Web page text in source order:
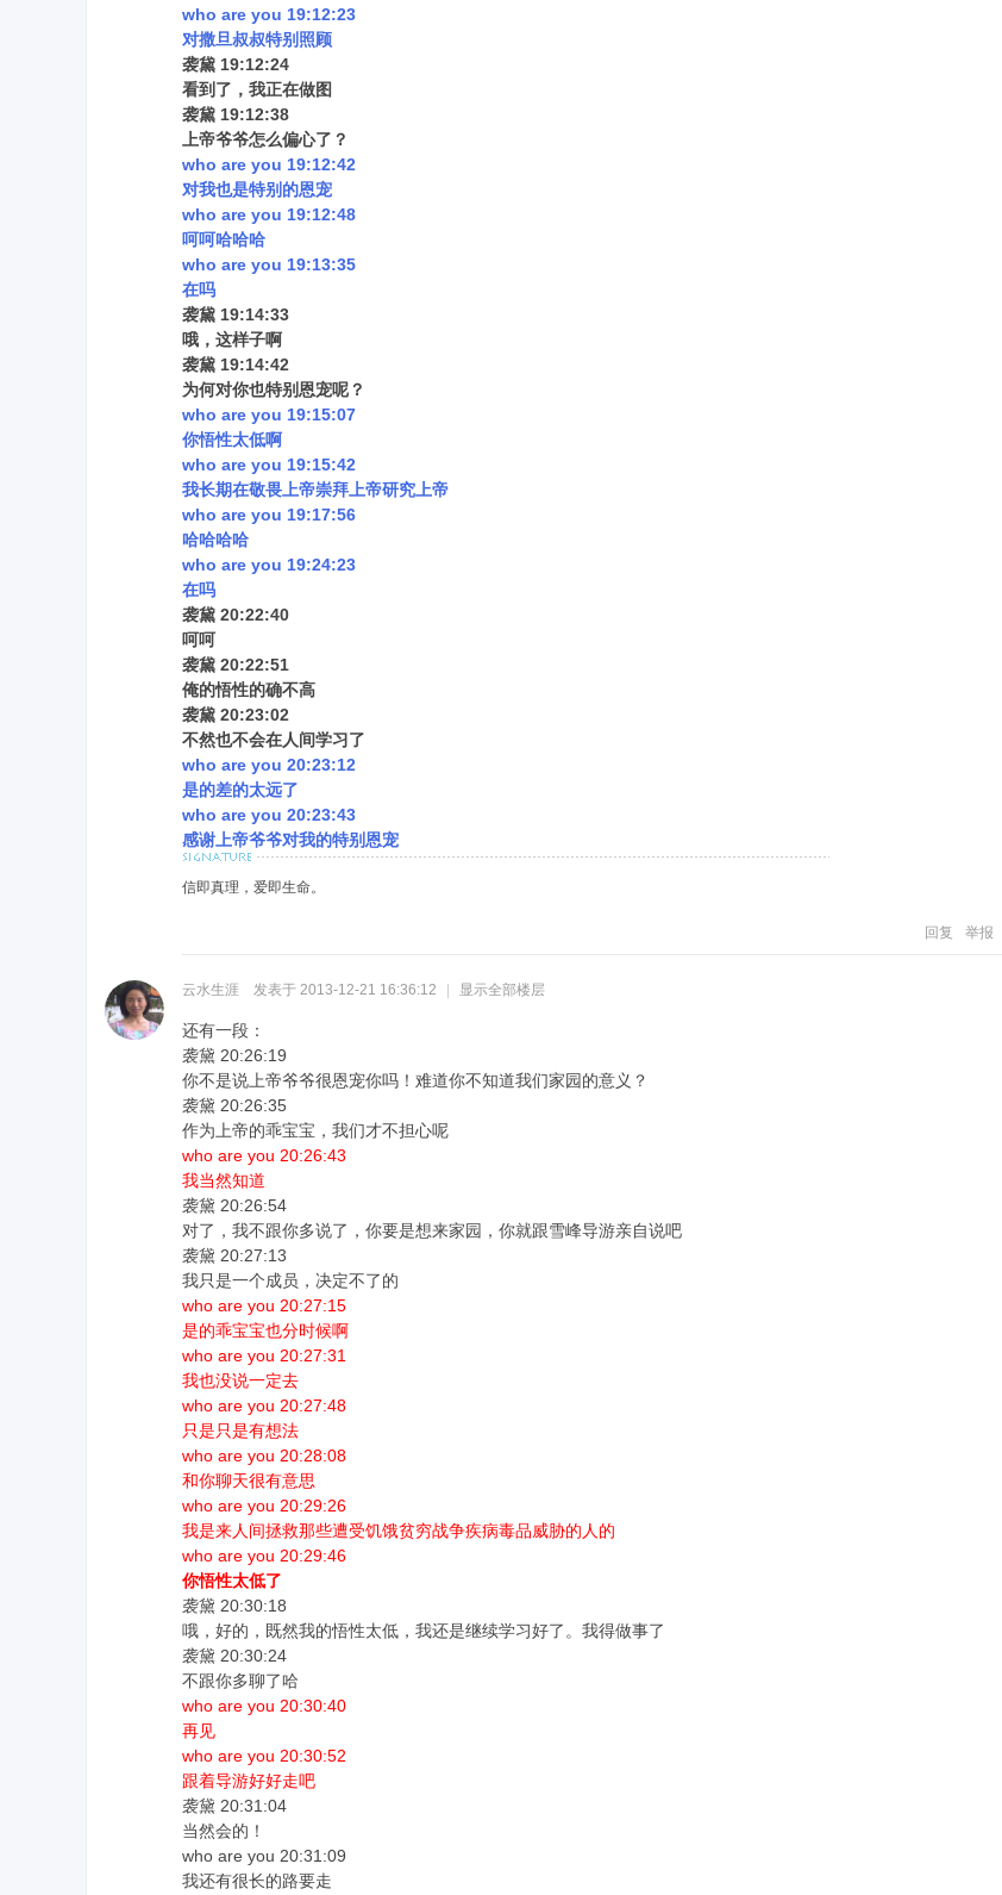
who are you 19:12:23
对撒旦叔叔特别照顾
袭黛 19:12:24
看到了，我正在做图
袭黛 19:12:38
上帝爷爷怎么偏心了？
who are you 19:12:42
对我也是特别的恩宠
who are you 19:12:48
呵呵哈哈哈
who are you 19:13:35
在吗
袭黛 19:14:33
哦，这样子啊
袭黛 19:14:42
为何对你也特别恩宠呢？
who are you 19:15:07
你悟性太低啊
who are you 19:15:42
我长期在敬畏上帝崇拜上帝研究上帝
who are you 19:17:56
哈哈哈哈
who are you 19:24:23
在吗
袭黛 20:22:40
呵呵
袭黛 20:22:51
俺的悟性的确不高
袭黛 20:23:02
不然也不会在人间学习了
who are you 20:23:12
是的差的太远了
who are you 20:23:43
感谢上帝爷爷对我的特别恩宠
信即真理，爱即生命。
举报
回复
云水生涯 发表于 2013-12-21 16:36:12 显示全部楼层
还有一段：
袭黛 20:26:19
你不是说上帝爷爷很恩宠你吗！难道你不知道我们家园的意义？
袭黛 20:26:35
作为上帝的乖宝宝，我们才不担心呢
who are you 20:26:43
我当然知道
袭黛 20:26:54
对了，我不跟你多说了，你要是想来家园，你就跟雪峰导游亲自说吧
袭黛 20:27:13
我只是一个成员，决定不了的
who are you 20:27:15
是的乖宝宝也分时候啊
who are you 20:27:31
我也没说一定去
who are you 20:27:48
只是只是有想法
who are you 20:28:08
和你聊天很有意思
who are you 20:29:26
我是来人间拯救那些遭受饥饿贫穷战争疾病毒品威胁的人的
who are you 20:29:46
你悟性太低了
袭黛 20:30:18
哦，好的，既然我的悟性太低，我还是继续学习好了。我得做事了
袭黛 20:30:24
不跟你多聊了哈
who are you 20:30:40
再见
who are you 20:30:52
跟着导游好好走吧
袭黛 20:31:04
当然会的！
who are you 20:31:09
我还有很长的路要走